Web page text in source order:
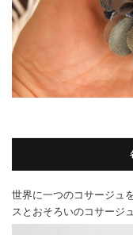
世界に一つのコサージュ
スとおそろいのコサージ